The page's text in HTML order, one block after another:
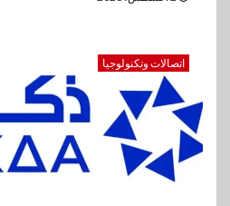
اتصالات وتكنولوجيا